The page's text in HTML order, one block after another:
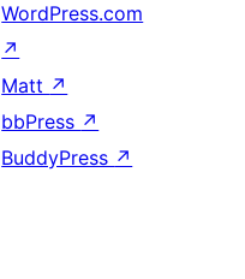
WordPress.com
↗
Matt ↗
bbPress ↗
BuddyPress ↗